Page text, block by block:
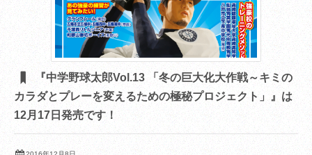
『中学野球太郎Vol.13 「冬の巨大化大作戦～キミの
カラダとプレーを変えるための極秘プロジェクト」』は
12月17日発売です！